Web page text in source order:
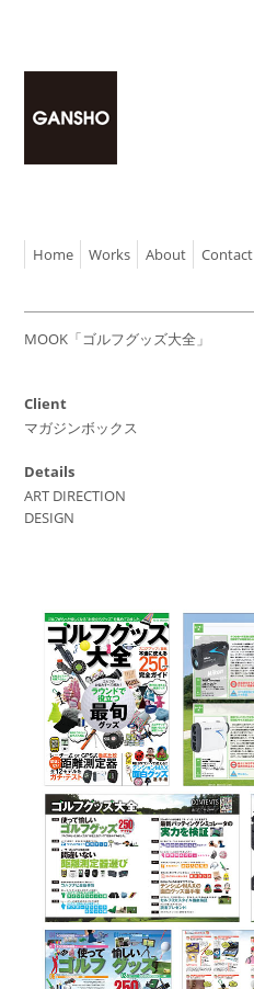
Home Works About Contact
MOOK「ゴルフグッズ大全」
Client
マガジンボックス
Details
ART DIRECTION
DESIGN